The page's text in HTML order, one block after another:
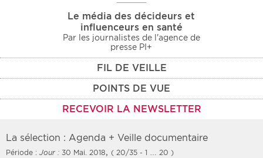
Le média des décideurs et
influenceurs en santé
Par les journalistes de l'agence de
presse PI+
FIL DE VEILLE
POINTS DE VUE
RECEVOIR LA NEWSLETTER
La sélection : Agenda + Veille documentaire
Période : Jour : 30 Mai. 2018, ( 20/35 - 1 … 20 )